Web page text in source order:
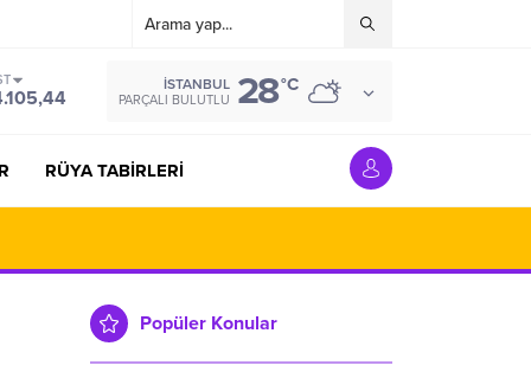
İSTANBUL
PARÇALI BULUTLU 28°C
RÜYA TABİRLERİ
Popüler Konular